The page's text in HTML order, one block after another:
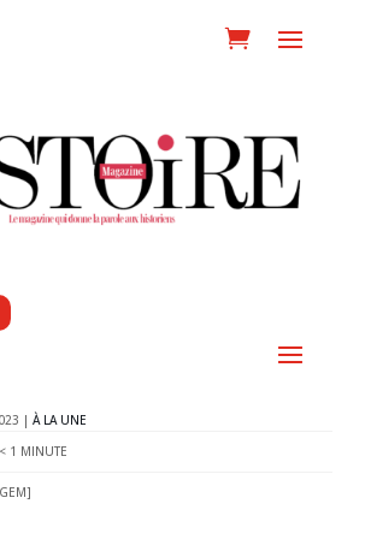
|À LA UNE
< 1 MINUTE